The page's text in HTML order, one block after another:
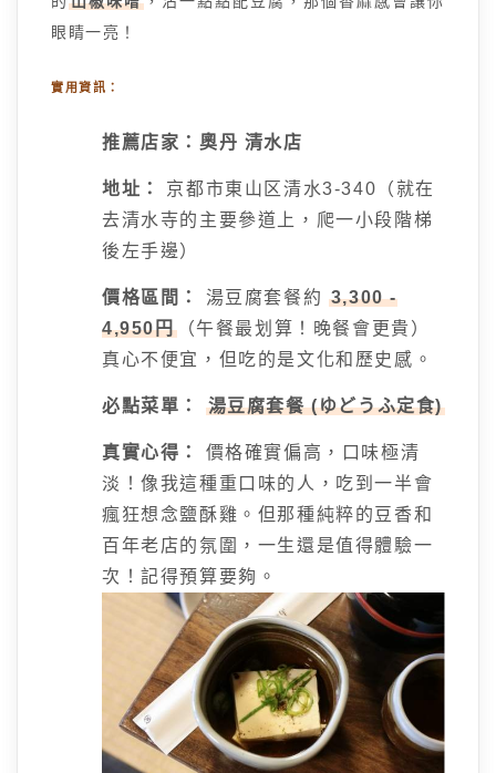
眼睛一亮！
實用資訊：
推薦店家：奧丹 清水店
地址：
京都市東山区清水3-340（就在
去清水寺的主要參道上，爬一小段階梯
後左手邊）
價格區間： 湯豆腐套餐約 3,300 -
4,950円（午餐最划算！晚餐會更貴）
真心不便宜，但吃的是文化和歷史感。
必點菜單： 湯豆腐套餐 (ゆどうふ定食)
真實心得：
價格確實偏高，口味極清
淡！像我這種重口味的人，吃到一半會
瘋狂想念鹽酥雞。但那種純粹的豆香和
百年老店的氛圍，一生還是值得體驗一
次！記得預算要夠。